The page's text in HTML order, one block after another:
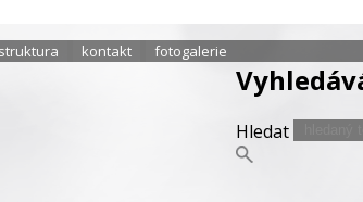
kontakt fotogalerie
Hledat